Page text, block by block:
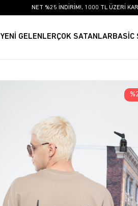
NET %25 İNDİRİM!, 1000 TL ÜZERİ
YENİ GELENLERÇOK SATANLARBASİC